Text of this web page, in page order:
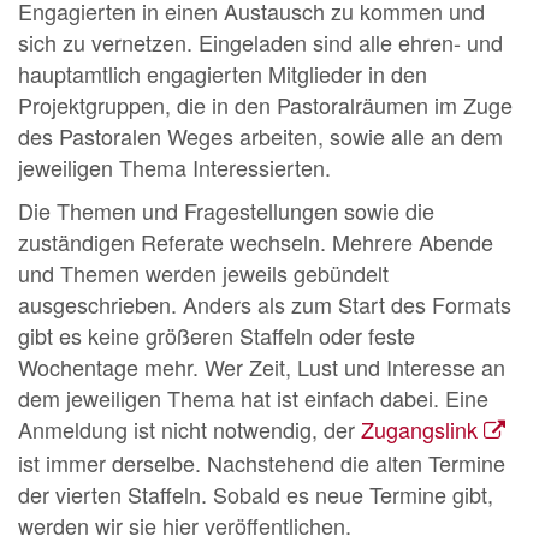
Engagierten in einen Austausch zu kommen und
sich zu vernetzen. Eingeladen sind alle ehren- und
hauptamtlich engagierten Mitglieder in den
Projektgruppen, die in den Pastoralräumen im Zuge
des Pastoralen Weges arbeiten, sowie alle an dem
jeweiligen Thema Interessierten.
Die Themen und Fragestellungen sowie die
zuständigen Referate wechseln. Mehrere Abende
und Themen werden jeweils gebündelt
ausgeschrieben. Anders als zum Start des Formats
gibt es keine größeren Staffeln oder feste
Wochentage mehr. Wer Zeit, Lust und Interesse an
dem jeweiligen Thema hat ist einfach dabei. Eine
Anmeldung ist nicht notwendig, derZugangslink
ist immer derselbe. Nachstehend die alten Termine
der vierten Staffeln. Sobald es neue Termine gibt,
werden wir sie hier veröffentlichen.